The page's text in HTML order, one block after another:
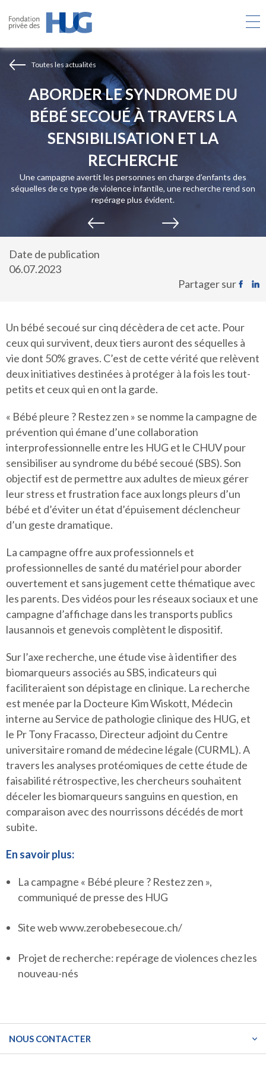
contenu
Toutes les actualités
ABORDER LE SYNDROME DU
BÉBÉ SECOUÉ À TRAVERS LA
SENSIBILISATION ET LA
RECHERCHE
Une campagne avertit les personnes en charge d’enfants des
séquelles de ce type de violence infantile, une recherche rend son
repérage plus évident.
Date de publication
06.07.2023
Partager sur
Un bébé secoué sur cinq décèdera de cet acte. Pour
ceux qui survivent, deux tiers auront des séquelles à
vie dont 50% graves. C’est de cette vérité que relèvent
deux initiatives destinées à protéger à la fois les tout-
petits et ceux qui en ont la garde.
« Bébé pleure ? Restez zen » se nomme la campagne de
prévention qui émane d’une collaboration
interprofessionnelle entre les HUG et le CHUV pour
sensibiliser au syndrome du bébé secoué (SBS). Son
objectif est de permettre aux adultes de mieux gérer
leur stress et frustration face aux longs pleurs d’un
bébé et d’éviter un état d’épuisement déclencheur
d’un geste dramatique.
La campagne offre aux professionnels et
professionnelles de santé du matériel pour aborder
ouvertement et sans jugement cette thématique avec
les parents. Des vidéos pour les réseaux sociaux et une
campagne d’affichage dans les transports publics
lausannois et genevois complètent le dispositif.
Sur l’axe recherche, une étude vise à identifier des
biomarqueurs associés au SBS, indicateurs qui
faciliteraient son dépistage en clinique. La recherche
est menée par la Docteure Kim Wiskott, Médecin
interne au Service de pathologie clinique des HUG, et
le Pr Tony Fracasso, Directeur adjoint du Centre
universitaire romand de médecine légale (CURML). A
travers les analyses protéomiques de cette étude de
faisabilité rétrospective, les chercheurs souhaitent
déceler les biomarqueurs sanguins en question, en
comparaison avec des nourrissons décédés de mort
subite.
En savoir plus:
La campagne « Bébé pleure ? Restez zen »,
communiqué de presse des HUG
Site webwww.zerobebesecoue.ch/
Projet de recherche: repérage de violences chez les
nouveau-nés
NOUS CONTACTER